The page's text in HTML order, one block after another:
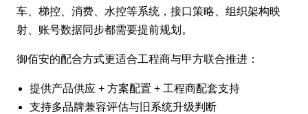
车、梯控、消费、水控等系统，接口策略、组织架构映
射、账号数据同步都需要提前规划。
御佰安的配合方式更适合工程商与甲方联合推进：
提供产品供应 + 方案配置 + 工程商配套支持
支持多品牌兼容评估与旧系统升级判断